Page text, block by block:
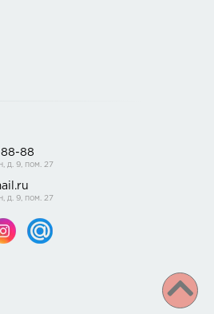
88
д. 9, пом. 27
д. 9, пом. 27